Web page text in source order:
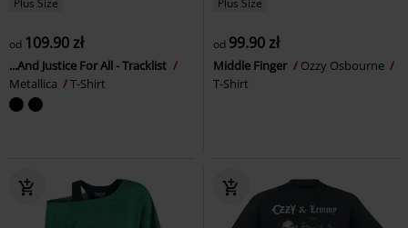
od 109.90 zł
...And Justice For All - Tracklist
Metallica
T-Shirt
od 99.90 zł
Middle Finger
Ozzy Osbourne
T-Shirt